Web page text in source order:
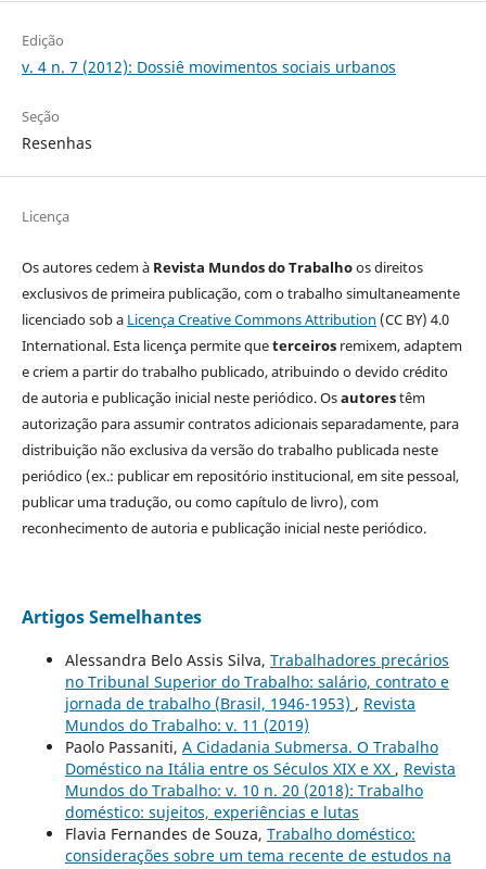
Edição
v. 4 n. 7 (2012): Dossiê movimentos sociais urbanos
Seção
Resenhas
Licença
Os autores cedem à Revista Mundos do Trabalhoos direitos
exclusivos de primeira publicação, com o trabalho simultaneamente
licenciado sob a Licença Creative Commons Attribution (CC BY) 4.0
International. Esta licença permite queterceirosremixem, adaptem
e criem a partir do trabalho publicado, atribuindo o devido crédito
de autoria e publicação inicial neste periódico. Osautorestêm
autorização para assumir contratos adicionais separadamente, para
distribuição não exclusiva da versão do trabalho publicada neste
periódico (ex.: publicar em repositório institucional, em site pessoal,
publicar uma tradução, ou como capítulo de livro), com
reconhecimento de autoria e publicação inicial neste periódico.
Artigos Semelhantes
Alessandra Belo Assis Silva, Trabalhadores precários
no Tribunal Superior do Trabalho: salário, contrato e
jornada de trabalho (Brasil, 1946-1953) , Revista
Mundos do Trabalho: v. 11 (2019)
Paolo Passaniti, A Cidadania Submersa. O Trabalho
Doméstico na Itália entre os Séculos XIX e XX , Revista
Mundos do Trabalho: v. 10 n. 20 (2018): Trabalho
doméstico: sujeitos, experiências e lutas
Flavia Fernandes de Souza, Trabalho doméstico:
considerações sobre um tema recente de estudos na